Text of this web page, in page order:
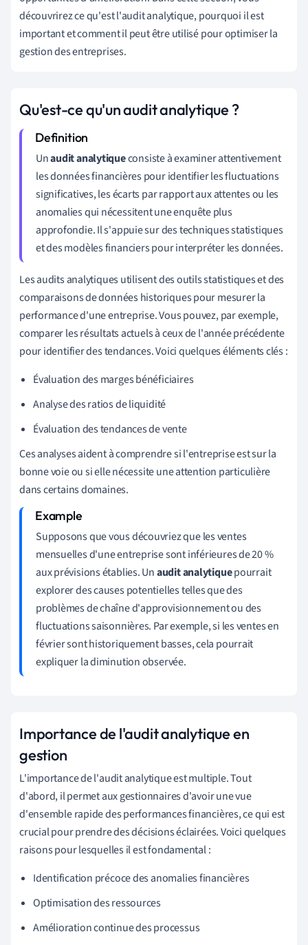
découvrirez ce qu'est l'audit analytique, pourquoi il est
important et comment il peut être utilisé pour optimiser la
gestion des entreprises.
Qu'est-ce qu'un audit analytique ?
Unaudit analytiqueconsiste à examiner attentivement
les données financières pour identifier les fluctuations
significatives, les écarts par rapport aux attentes ou les
anomalies qui nécessitent une enquête plus
approfondie. Il s'appuie sur des techniques statistiques
et des modèles financiers pour interpréter les données.
Les audits analytiques utilisent des outils statistiques et des
comparaisons de données historiques pour mesurer la
performance d'une entreprise. Vous pouvez, par exemple,
comparer les résultats actuels à ceux de l'année précédente
pour identifier des tendances. Voici quelques éléments clés :
Évaluation des marges bénéficiaires
Analyse des ratios de liquidité
Évaluation des tendances de vente
Ces analyses aident à comprendre si l'entreprise est sur la
bonne voie ou si elle nécessite une attention particulière
dans certains domaines.
Supposons que vous découvriez que les ventes
mensuelles d'une entreprise sont inférieures de 20 %
aux prévisions établies. Unaudit analytiquepourrait
explorer des causes potentielles telles que des
problèmes de chaîne d'approvisionnement ou des
fluctuations saisonnières. Par exemple, si les ventes en
février sont historiquement basses, cela pourrait
expliquer la diminution observée.
Importance de l'audit analytique en
gestion
L'importance de l'audit analytique est multiple. Tout
d'abord, il permet aux gestionnaires d'avoir une vue
d'ensemble rapide des performances financières, ce qui est
crucial pour prendre des décisions éclairées. Voici quelques
raisons pour lesquelles il est fondamental :
Identification précoce des anomalies financières
Optimisation des ressources
Amélioration continue des processus